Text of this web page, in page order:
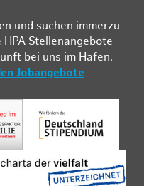
und su­chen im­mer­zu
Stel­len­an­ge­bo­te
bei uns im Ha­fen.
Jobangebote